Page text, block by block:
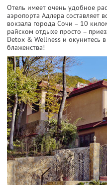
Отель имеет очень удобное
аэропорта Адлера составляет
вокзала города Сочи – 10
райском отдыхе просто –
Detox & Wellness и окунитесь
блаженства!